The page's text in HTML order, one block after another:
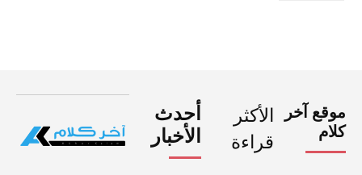
موقع آخر
كلام
الأكثر
قراءة
أحدث
الأخبار